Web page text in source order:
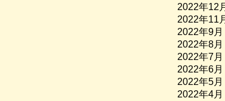
2022年12
2022年11
2022年9月
2022年8月
2022年7月
2022年6月
2022年5月
2022年4月